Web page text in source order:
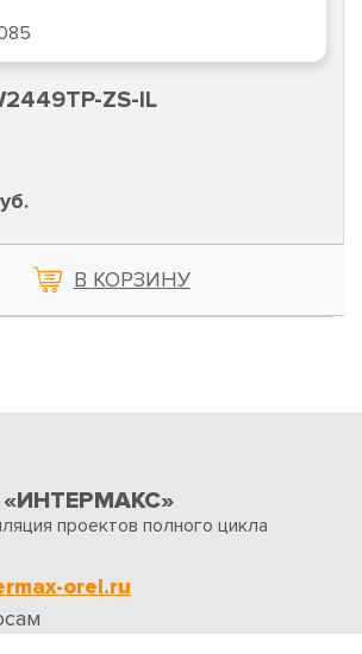
ZS-IL
В КОРЗИНУ
проектов полного цикла
orel.ru